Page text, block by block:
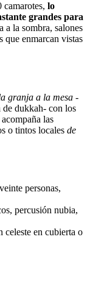
lo
grandes para
a la sombra, salones
que enmarcan vistas
granja a la mesa -
dukkah- con los
las
o tintos locales de
personas,
percusión nubia,
celeste en cubierta o